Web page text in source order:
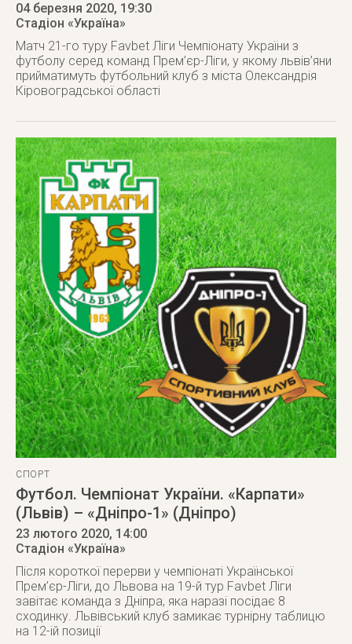
04 березня 2020, 19:30
Стадіон «Україна»
Матч 21-го туру Favbet Ліги Чемпіонату України з
футболу серед команд Прем’єр-Ліги, у якому львів’яни
прийматимуть футбольний клуб з міста Олександрія
Кіровоградської області
СПОРТ
Футбол. Чемпіонат України. «Карпати»
(Львів) – «Дніпро-1» (Дніпро)
23 лютого 2020, 14:00
Стадіон «Україна»
Після короткої перерви у чемпіонаті Української
Прем’єр-Ліги, до Львова на 19-й тур Favbet Ліги
завітає команда з Дніпра, яка наразі посідає 8
сходинку. Львівський клуб замикає турнірну таблицю
на 12-ій позиції